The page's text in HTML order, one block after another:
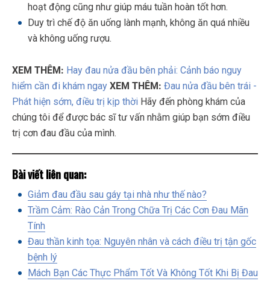
hoạt động cũng như giúp máu tuần hoàn tốt hơn.
Duy trì chế độ ăn uống lành mạnh, không ăn quá nhiều
và không uống rượu.
XEM THÊM: Hay đau nửa đầu bên phải: Cảnh báo nguy
hiểm cần đi khám ngay XEM THÊM: Đau nửa đầu bên trái -
Phát hiện sớm, điều trị kịp thời Hãy đến phòng khám của
chúng tôi để được bác sĩ tư vấn nhằm giúp bạn sớm điều
trị cơn đau đầu của mình.
Bài viết liên quan:
Giảm đau đầu sau gáy tại nhà như thế nào?
Trầm Cảm: Rào Cản Trong Chữa Trị Các Cơn Đau Mãn
Tính
Đau thần kinh tọa: Nguyên nhân và cách điều trị tận gốc
bệnh lý
Mách Bạn Các Thực Phẩm Tốt Và Không Tốt Khi Bị Đau